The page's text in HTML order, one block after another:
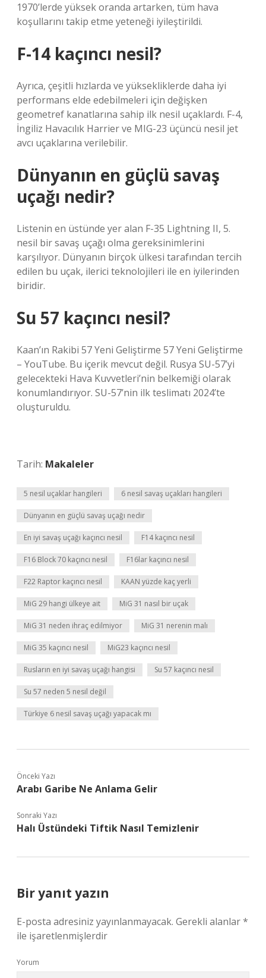
1970’lerde yüksek oranda artarken, tüm hava
koşullarını takip etme yeteneği iyileştirildi.
F-14 kaçıncı nesil?
Ayrıca, çeşitli hızlarda ve yüksekliklerde daha iyi
performans elde edebilmeleri için değişken
geometref kanatlarına sahip ilk nesil uçaklardı. F-4,
İngiliz Havacılık Harrier ve MIG-23 üçüncü nesil jet
avcı uçaklarına verilebilir.
Dünyanın en güçlü savaş
uçağı nedir?
Listenin en üstünde yer alan F-35 Lightning II, 5.
nesil bir savaş uçağı olma gereksinimlerini
karşılıyor. Dünyanın birçok ülkesi tarafından tercih
edilen bu uçak, ilerici teknolojileri ile en iyilerinden
biridir.
Su 57 kaçıncı nesil?
Kaan’ın Rakibi 57 Yeni Geliştirme 57 Yeni Geliştirme
– YouTube. Bu içerik mevcut değil. Rusya SU-57’yi
gelecekteki Hava Kuvvetleri’nin belkemiği olarak
konumlandırıyor. SU-57’nin ilk teslimatı 2024’te
oluşturuldu.
Tarih: Makaleler
5 nesil uçaklar hangileri 6 nesil savaş uçakları hangileri
Dünyanın en güçlü savaş uçağı nedir
En iyi savaş uçağı kaçıncı nesil F14 kaçıncı nesil
F16 Block 70 kaçıncı nesil F16lar kaçıncı nesil
F22 Raptor kaçıncı nesil KAAN yüzde kaç yerli
MiG 29 hangi ülkeye ait MiG 31 nasıl bir uçak
MiG 31 neden ihraç edilmiyor MiG 31 nerenin malı
MiG 35 kaçıncı nesil MiG23 kaçıncı nesil
Rusların en iyi savaş uçağı hangisi Su 57 kaçıncı nesil
Su 57 neden 5 nesil değil
Türkiye 6 nesil savaş uçağı yapacak mı
Önceki Yazı
Arabı Garibe Ne Anlama Gelir
Sonraki Yazı
Halı Üstündeki Tiftik Nasıl Temizlenir
Bir yanıt yazın
E-posta adresiniz yayınlanmayacak. Gerekli alanlar*
ile işaretlenmişlerdir
Yorum